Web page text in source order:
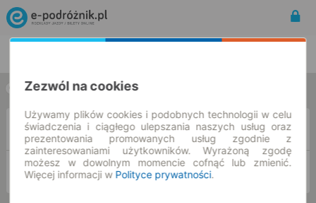
w jedną stronę w obie strony
Z
DO
Zezwól na cookies
Używamy plików cookies i podobnych technologii w celu
świadczenia i ciągłego ulepszania naszych usług oraz
prezentowania promowanych usług zgodnie z
zainteresowaniami użytkowników. Wyrażoną zgodę
możesz w dowolnym momencie cofnąć lub zmienić.
Więcej informacji w Polityce prywatności.